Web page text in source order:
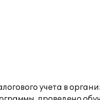
учета в